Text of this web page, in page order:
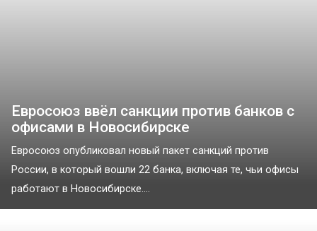
Евросоюз ввёл санкции против банков с
офисами в Новосибирске
Евросоюз опубликовал новый пакет санкций против
России, в который вошли 22 банка, включая те, чьи офисы
работают в Новосибирске....